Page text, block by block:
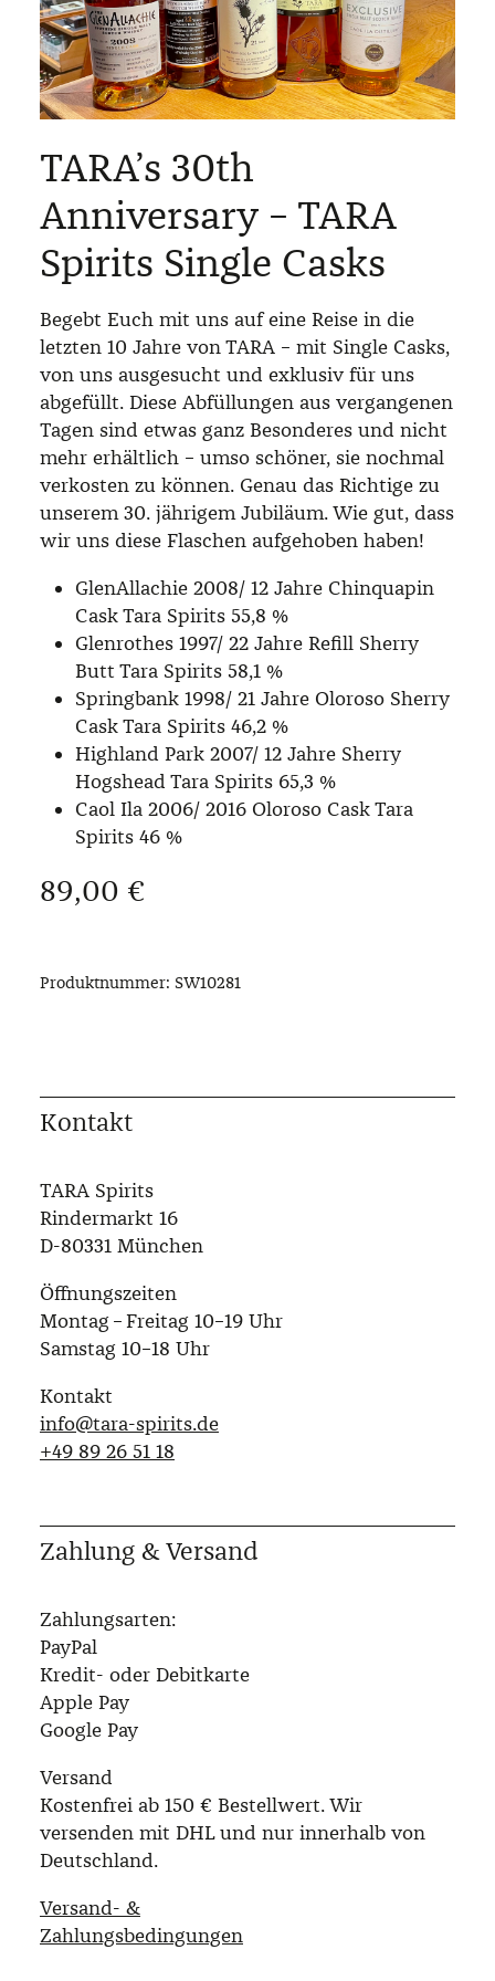
TARA’s 30th
Anniversary – TARA
Spirits Single Casks
Begebt Euch mit uns auf eine Reise in die
letzten 10 Jahre von TARA – mit Single Casks,
von uns ausgesucht und exklusiv für uns
abgefüllt. Diese Abfüllungen aus vergangenen
Tagen sind etwas ganz Besonderes und nicht
mehr erhältlich – umso schöner, sie nochmal
verkosten zu können. Genau das Richtige zu
unserem 30. jährigem Jubiläum. Wie gut, dass
wir uns diese Flaschen aufgehoben haben!
GlenAllachie 2008/ 12 Jahre Chinquapin
Cask Tara Spirits 55,8 %
Glenrothes 1997/ 22 Jahre Refill Sherry
Butt Tara Spirits 58,1 %
Springbank 1998/ 21 Jahre Oloroso Sherry
Cask Tara Spirits 46,2 %
Highland Park 2007/ 12 Jahre Sherry
Hogshead Tara Spirits 65,3 %
Caol Ila 2006/ 2016 Oloroso Cask Tara
Spirits 46 %
Regulärer Preis:
89,00 €
Produktnummer: SW10281
Kontakt
TARA Spirits
Rindermarkt 16
D-80331 München
Öffnungszeiten
Montag – Freitag 10–19 Uhr
Samstag 10–18 Uhr
Kontakt
info@tara-spirits.de
‭+49 89 26 51 18‬
Zahlung & Versand
Zahlungsarten:
PayPal
Kredit- oder Debitkarte
Apple Pay
Google Pay
Versand
Kostenfrei ab 150 € Bestellwert. Wir
versenden mit DHL und nur innerhalb von
Deutschland.
Versand- &
Zahlungsbedingungen